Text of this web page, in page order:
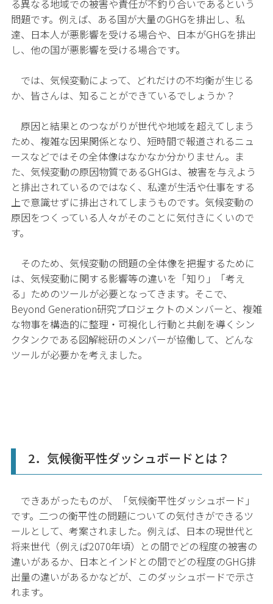
る異なる地域での被害や責任が不釣り合いであるという
問題です。例えば、ある国が大量のGHGを排出し、私
達、日本人が悪影響を受ける場合や、日本がGHGを排出
し、他の国が悪影響を受ける場合です。
では、気候変動によって、どれだけの不均衡が生じる
か、皆さんは、知ることができているでしょうか？
原因と結果とのつながりが世代や地域を超えてしまう
ため、複雑な因果関係となり、短時間で報道されるニュ
ースなどではその全体像はなかなか分かりません。ま
た、気候変動の原因物質であるGHGは、被害を与えよう
と排出されているのではなく、私達が生活や仕事をする
上で意識せずに排出されてしまうものです。気候変動の
原因をつくっている人々がそのことに気付きにくいので
す。
そのため、気候変動の問題の全体像を把握するために
は、気候変動に関する影響等の違いを「知り」「考え
る」ためのツールが必要となってきます。そこで、
Beyond Generation研究プロジェクトのメンバーと、複雑
な物事を構造的に整理・可視化し行動と共創を導くシン
クタンクである図解総研のメンバーが協働して、どんな
ツールが必要かを考えました。
2．気候衡平性ダッシュボードとは？
できあがったものが、「気候衡平性ダッシュボード」
です。二つの衡平性の問題についての気付きができるツ
ールとして、考案されました。例えば、日本の現世代と
将来世代（例えば2070年頃）との間でどの程度の被害の
違いがあるか、日本とインドとの間でどの程度のGHG排
出量の違いがあるかなどが、このダッシュボードで示さ
れます。